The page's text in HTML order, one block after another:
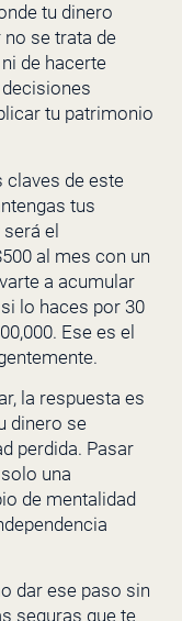
tu dinero
se trata de
de hacerte
tu patrimonio
claves de este
tus
el
al mes con un
a acumular
lo haces por 30
Ese es el
la respuesta es
dinero se
perdida. Pasar
una
de mentalidad
dar ese paso sin
seguras que te